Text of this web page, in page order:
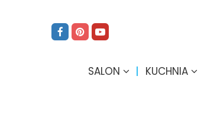
SALON KUCHNIA